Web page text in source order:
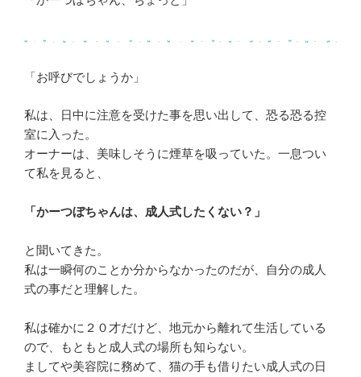
「お呼びでしょうか」
私は、日中に注意を受けた事を思い出して、恐る恐る控
室に入った。
オーナーは、美味しそうに煙草を吸っていた。一息つい
て私を見ると、
「かーつぼちゃんは、成人式したくない？」
と聞いてきた。
私は一瞬何のことか分からなかったのだが、自分の成人
式の事だと理解した。
私は確かに２０才だけど、地元から離れて生活している
ので、もともと成人式の場所も知らない。
ましてや美容院に務めて、猫の手も借りたい成人式の日